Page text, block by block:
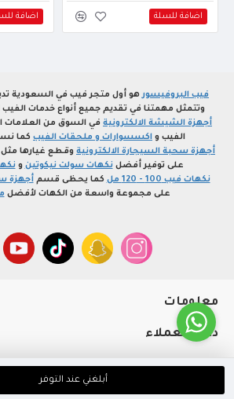
أبلغني عند التوفر
اضافة للسلة اضافة
فيب البروفيسورهو أول متجر فيب في السعودية
وتتمثل مهمتنا في تقديم جميع أنواع خدمات
أجهزة الشيشة الالكترونية في السوق من العلامات
الفيب و اكسسوارات و ملحقات الفيب كما
أجهزة سحبة السيجارة الالكترونية وقطع غيارها مثل
على توفير أفضلنكهات سولت نيكوتين و
نكهات فيب 100 - 120 مل
كما يحظى قسمأجهزة
على مجموعة واسعة من الكهات لأفضل
معلومات
دعم العملاء
حســـابي